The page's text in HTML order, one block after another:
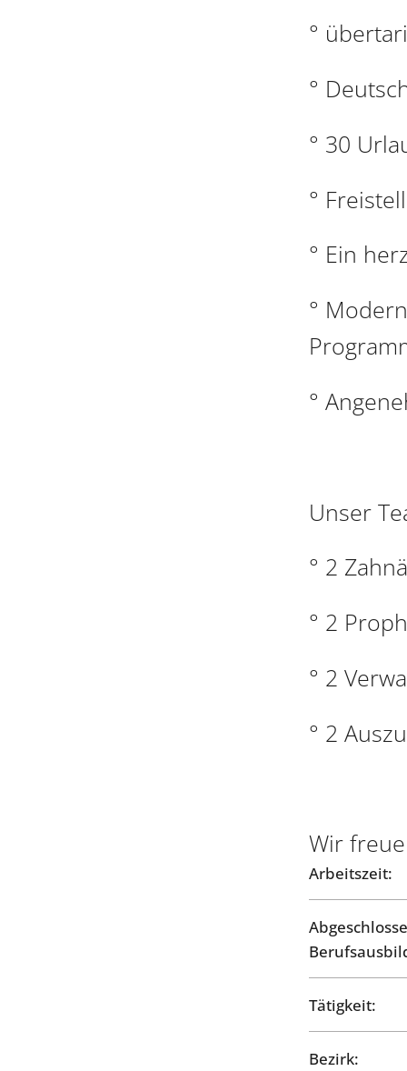
°
°
° 30
°
° Ein
°
°
Unser
° 2
° 2
° 2
° 2
Wir
Arbeitszeit:
Tätigkeit:
Bezirk: